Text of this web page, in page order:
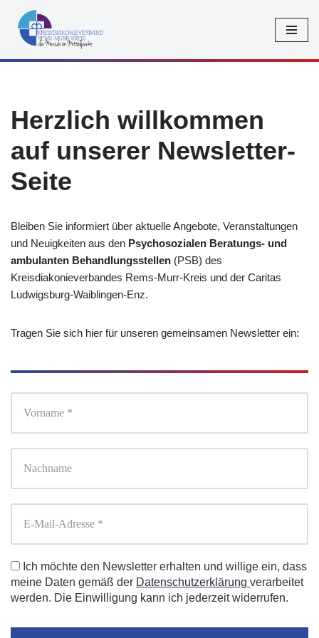
Zum
Herzlich willkommen
auf unserer Newsletter-
Seite
Bleiben Sie informiert über aktuelle Angebote, Veranstaltungen
und Neuigkeiten aus den Psychosozialen Beratungs- und
ambulanten Behandlungsstellen (PSB) des
Kreisdiakonieverbandes Rems-Murr-Kreis und der Caritas
Ludwigsburg-Waiblingen-Enz.
Tragen Sie sich hier für unseren gemeinsamen Newsletter ein:
Ich möchte den Newsletter erhalten und willige ein, dass
meine Daten gemäß der Datenschutzerklärung verarbeitet
werden. Die Einwilligung kann ich jederzeit widerrufen.